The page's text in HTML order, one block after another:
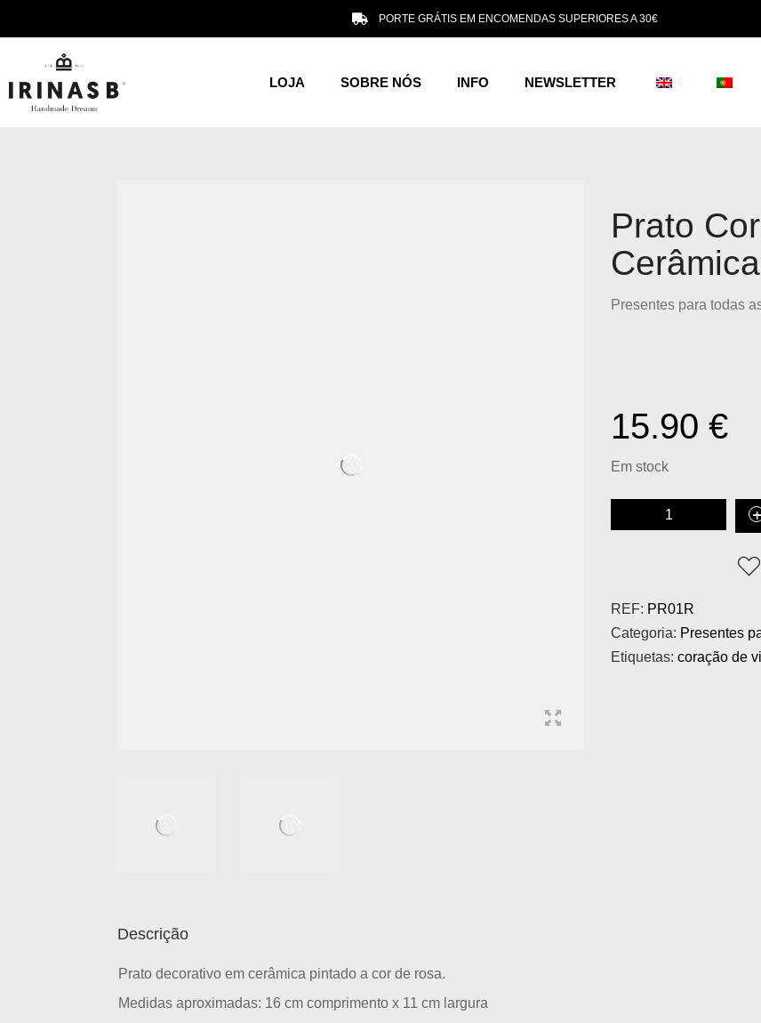
PORTE GRÁTIS EM ENCOMENDAS SUPERIORES A 30€
LOJA SOBRE NÓS INFO NEWSLETTER
Prato
Cerâmica
Presentes para todas
15.90 €
Em stock
REF: PR01R
Categoria: Presentes
Etiquetas: coração de
Descrição
Prato decorativo em cerâmica pintado a cor de rosa.
Medidas aproximadas: 16 cm comprimento x 11 cm largura